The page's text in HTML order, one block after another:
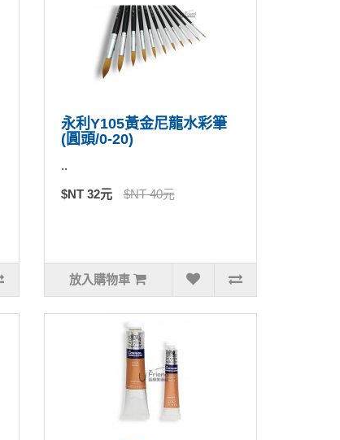
永利Y105黃金尼龍水彩筆
(圓頭/0-20)
..
$NT 32元 $NT 40元
放入購物車